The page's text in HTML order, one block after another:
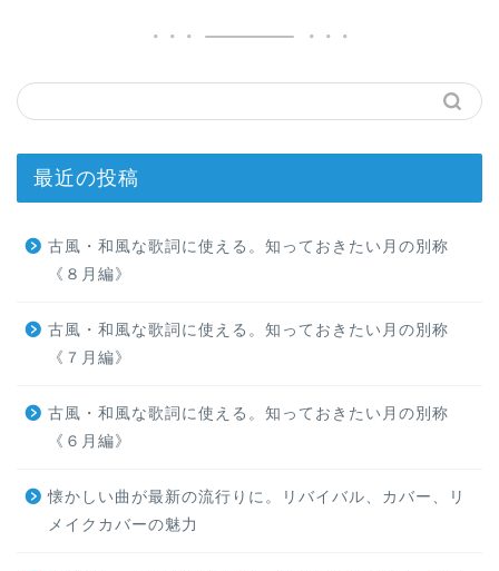
最近の投稿
古風・和風な歌詞に使える。知っておきたい月の別称
《８月編》
古風・和風な歌詞に使える。知っておきたい月の別称
《７月編》
古風・和風な歌詞に使える。知っておきたい月の別称
《６月編》
懐かしい曲が最新の流行りに。リバイバル、カバー、リ
メイクカバーの魅力